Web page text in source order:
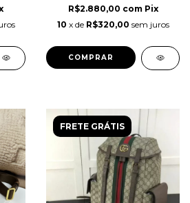
R$2.880,00 com Pix
10 x de R$320,00 sem juros
FRETE GRÁTIS